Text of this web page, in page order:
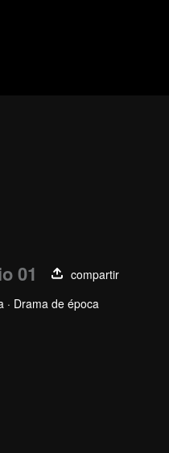
01
compartir
· Drama de época